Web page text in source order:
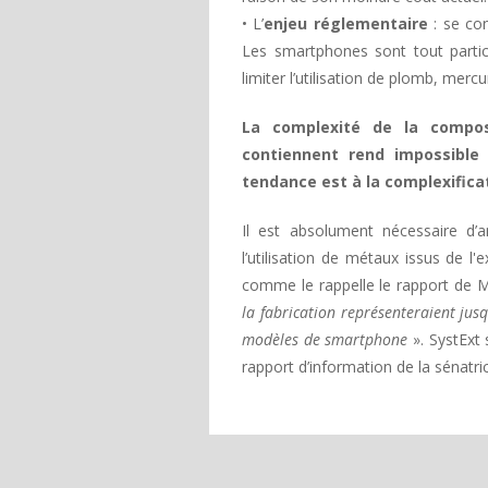
• L’enjeu réglementaire : se
Les smartphones sont tout
limiter l’utilisation de plomb,
La complexité de la
contiennent rend
tendance est à la
Il est absolument nécessaire
l’utilisation de métaux issus de
comme le rappelle le rapport de
la fabrication représenteraient
modèles de smartphone ».
rapport d’information de la